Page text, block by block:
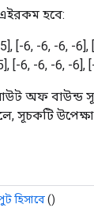
হবে:
[-6, -6, -6, -6],
[-6, -6, -6, -6],
অফ বাউন্ড
সূচকটি
হিসাবে()